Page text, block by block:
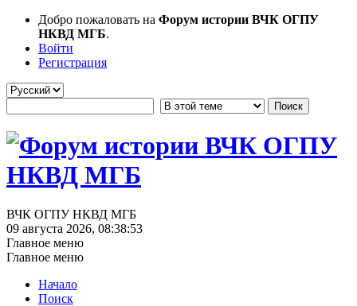
Добро пожаловать на Форум истории ВЧК ОГПУ
НКВД МГБ.
Войти
Регистрация
ВЧК ОГПУ НКВД МГБ
09 августа 2026, 08:38:53
Главное меню
Главное меню
Начало
Поиск